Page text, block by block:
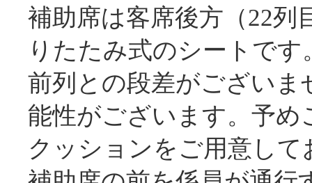
補助席は客席後方（22
りたたみ式のシートです
前列との段差がござい
能性がございます。予
クッションをご用意して